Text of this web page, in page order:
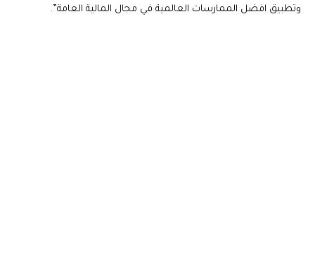
وتطبيق افضل الممارسات العالمية في مجال المالية العامة”.